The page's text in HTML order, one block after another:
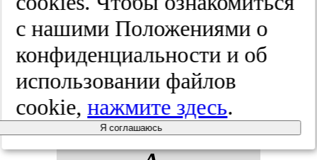
пан­кре­ати­
та: рет­рос­
пек­тив­ное
ис­сле­до­ва­
с нашими Положениями о
конфиденциальности и об
использовании файлов
cookie,нажмите здесь.
Я соглашаюсь